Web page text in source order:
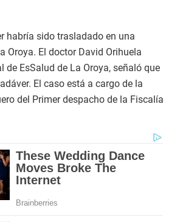
habría sido trasladado en una
Oroya. El doctor David Orihuela
de EsSalud de La Oroya, señaló que
El caso está a cargo de la
del Primer despacho de la Fiscalía